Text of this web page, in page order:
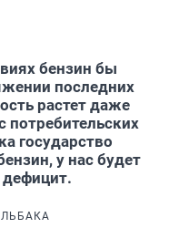
бензин бы
последних
растет даже
потребительских
государство
у нас будет